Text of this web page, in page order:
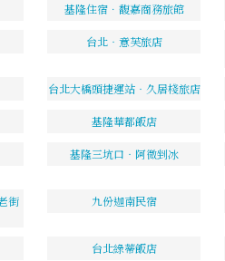
基隆住宿．馥嘉商務旅館
台北‧意芙旅店
台北大橋頭捷運站‧久居棧旅店
基隆華都飯店
基隆三坑口‧阿微剉冰
街
九份迦南民宿
台北綠蒂飯店